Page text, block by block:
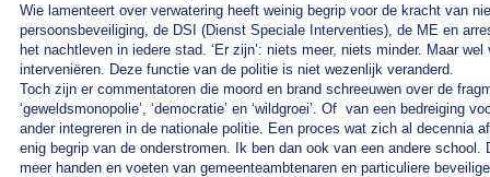
Wie lamenteert over verwatering heeft weinig begrip voor de kracht van
persoonsbeveiliging, de DSI (Dienst Speciale Interventies), de ME en
het nachtleven in iedere stad. ‘Er zijn’: niets meer, niets minder. Maar
interveniëren. Deze functie van de politie is niet wezenlijk veranderd.
Toch zijn er commentatoren die moord en brand schreeuwen over de
‘geweldsmonopolie’, ‘democratie’ en ‘wildgroei’. Of van een bedreiging
ander integreren in de nationale politie. Een proces wat zich al decennia
enig begrip van de onderstromen. Ik ben dan ook van een andere
meer handen en voeten van gemeenteambtenaren en particuliere